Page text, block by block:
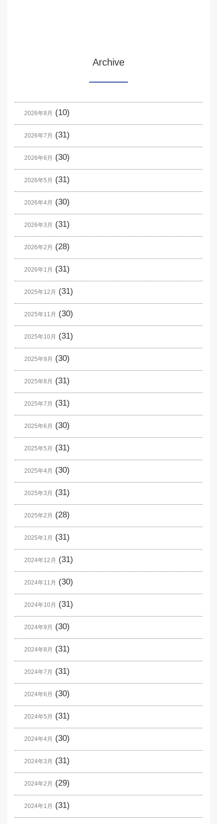
Archive
2026年8月 (10)
2026年7月 (31)
2026年6月 (30)
2026年5月 (31)
2026年4月 (30)
2026年3月 (31)
2026年2月 (28)
2026年1月 (31)
2025年12月 (31)
2025年11月 (30)
2025年10月 (31)
2025年9月 (30)
2025年8月 (31)
2025年7月 (31)
2025年6月 (30)
2025年5月 (31)
2025年4月 (30)
2025年3月 (31)
2025年2月 (28)
2025年1月 (31)
2024年12月 (31)
2024年11月 (30)
2024年10月 (31)
2024年9月 (30)
2024年8月 (31)
2024年7月 (31)
2024年6月 (30)
2024年5月 (31)
2024年4月 (30)
2024年3月 (31)
2024年2月 (29)
2024年1月 (31)